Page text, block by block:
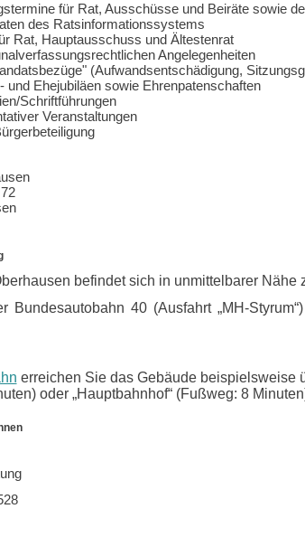
für Rat, Ausschüsse und Beiräte sowie
des Ratsinformationssystems
Rat, Hauptausschuss und Ältestenrat
Angelegenheiten
(Aufwandsentschädigung,
und Ehejubiläen sowie Ehrenpatenschaften
Schriftführungen
Veranstaltungen
befindet sich in unmittelbarer Nähe
Bundesautobahn 40 (Ausfahrt „MH-
erreichen Sie das Gebäude beispielsweise
oder „Hauptbahnhof“ (Fußweg: 8